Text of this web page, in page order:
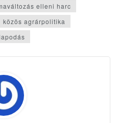
elleni harc
közös agrárpolitika